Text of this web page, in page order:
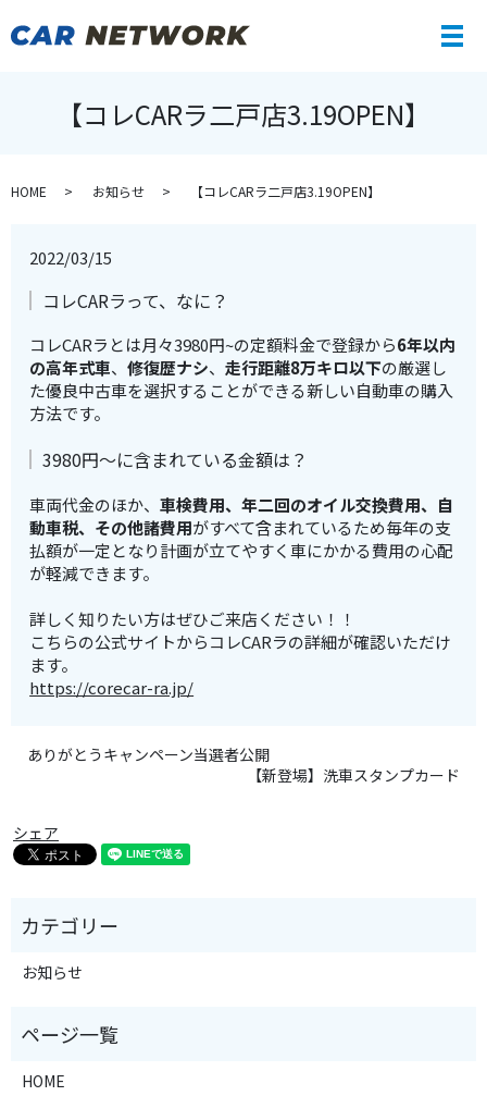
メ
【コレCARラ二戸店3.19OPEN】
HOME お知らせ 【コレCARラ二戸店3.19OPEN】
2022/03/15
コレCARラって、なに？
コレCARラとは月々3980円~の定額料金で登録から6年以内
の高年式車、修復歴ナシ、走行距離8万キロ以下の厳選し
た優良中古車を選択することができる新しい自動車の購入
方法です。
3980円～に含まれている金額は？
車両代金のほか、車検費用、年二回のオイル交換費用、自
動車税、その他諸費用がすべて含まれているため毎年の支
払額が一定となり計画が立てやすく車にかかる費用の心配
が軽減できます。
詳しく知りたい方はぜひご来店ください！！
こちらの公式サイトからコレCARラの詳細が確認いただけ
ます。
https://corecar-ra.jp/
ありがとうキャンペーン当選者公開
【新登場】洗車スタンプカード
シェア
お知らせ
HOME